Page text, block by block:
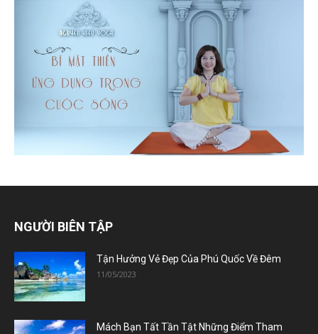
NGƯỜI BIÊN TẬP
Tận Hưởng Vẻ Đẹp Của Phú Quốc Về Đêm
11/05/2023
Mách Bạn Tất Tần Tật Những Điểm Tham